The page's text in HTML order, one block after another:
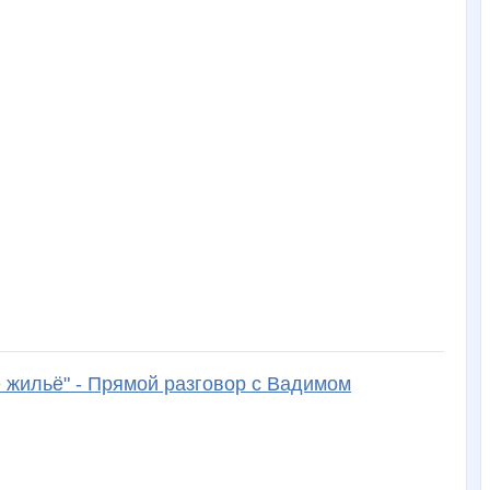
жильё" - Прямой разговор с Вадимом